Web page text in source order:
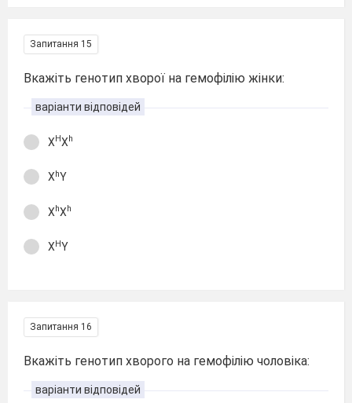
Запитання 15
Вкажіть генотип хворої на гемофілію жінки:
варіанти відповідей
Х НХ h
ХhY
Х hХ h
ХНY
Запитання 16
Вкажіть генотип хворого на гемофілію чоловіка:
варіанти відповідей